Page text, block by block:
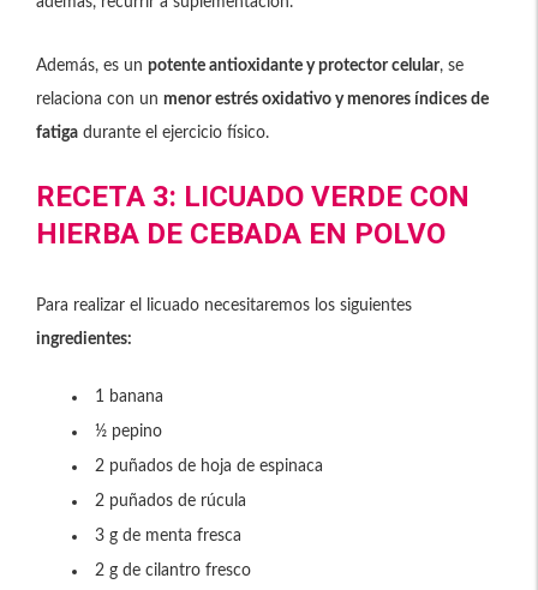
Además, es un potente antioxidante y protector celular, se
relaciona con un menor estrés oxidativo y menores índices de
fatiga durante el ejercicio físico.
RECETA 3: LICUADO VERDE CON
HIERBA DE CEBADA EN POLVO
Para realizar el licuado necesitaremos los siguientes
ingredientes:
1 banana
½ pepino
2 puñados de hoja de espinaca
2 puñados de rúcula
3 g de menta fresca
2 g de cilantro fresco